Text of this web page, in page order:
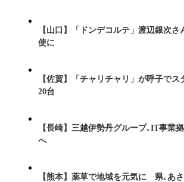
【山口】「ドンデコルテ」渡辺銀次さ
使に
【佐賀】「チャリチャリ」が呼子でス
20台
【長崎】三越伊勢丹グループ､IT事業
へ
【熊本】薬草で地域を元気に 県､あ